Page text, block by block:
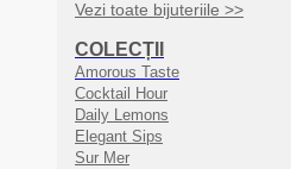
Vezi toate bijuteriile >>
COLECȚII
Amorous Taste
Cocktail Hour
Daily Lemons
Elegant Sips
Sur Mer